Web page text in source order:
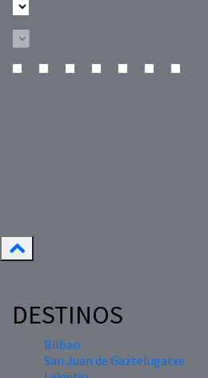
DESTINOS
Bilbao
San Juan de Gaztelugatxe